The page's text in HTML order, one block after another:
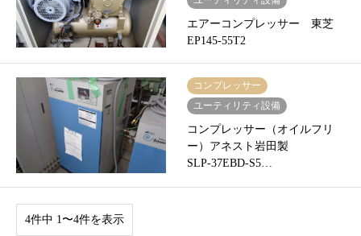
エアーコンプレッサー 東芝
EP145-55T2
コンプレッサー
ユーティリティ設備
コンプレッサー（オイルフリ
ー）アネスト岩田製
SLP-37EBD-S5…
4件中 1〜4件を表示